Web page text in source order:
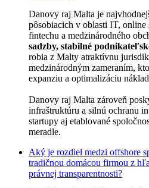
Danovy raj Malta je
pôsobiacich v oblasti IT, online
fintechu a medzinárodného
sadzby, stabilné
robia z Malty atraktívnu
medzinárodným zameraním,
expanziu a optimalizáciu
Danovy raj Malta zároveň
infraštruktúru a silnú ochranu
startupy aj etablované
meradle.
Aký je rozdiel medzi offshore
tradičnou domácou firmou z
právnej transparentnosti?